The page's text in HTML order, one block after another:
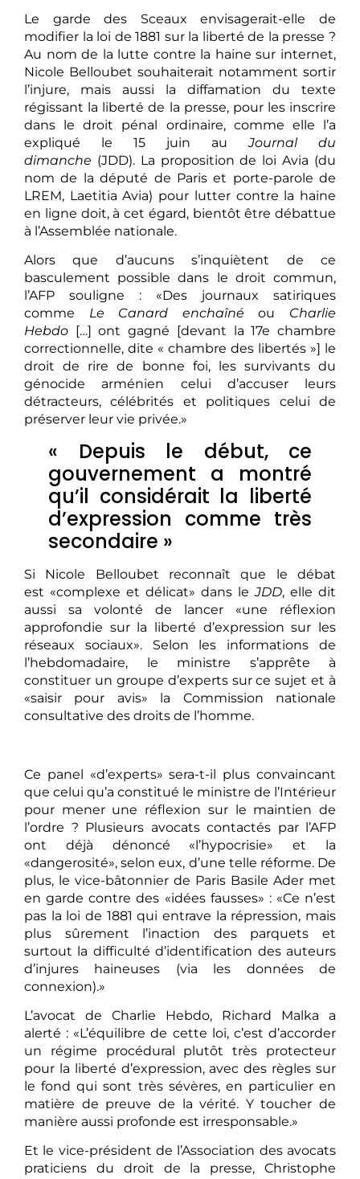
Le garde des Sceaux envisagerait-elle de
modifier la loi de 1881 sur la liberté de la presse ?
Au nom de la lutte contre la haine sur internet,
Nicole Belloubet souhaiterait notamment sortir
l’injure, mais aussi la diffamation du texte
régissant la liberté de la presse, pour les inscrire
dans le droit pénal ordinaire, comme elle l’a
expliqué le 15 juin auJournal du
dimanche (JDD). La proposition de loi Avia (du
nom de la député de Paris et porte-parole de
LREM, Laetitia Avia) pour lutter contre la haine
en ligne doit, à cet égard, bientôt être débattue
à l’Assemblée nationale.
Alors que d’aucuns s’inquiètent de ce
basculement possible dans le droit commun,
l’AFP souligne : «Des journaux satiriques
comme Le Canard enchaîné ou Charlie
Hebdo […] ont gagné [devant la 17e chambre
correctionnelle, dite « chambre des libertés »] le
droit de rire de bonne foi, les survivants du
génocide arménien celui d’accuser leurs
détracteurs, célébrités et politiques celui de
préserver leur vie privée.»
« Depuis le début, ce
gouvernement a montré
qu’il considérait la liberté
d’expression comme très
secondaire »
Si Nicole Belloubet reconnaît que le débat
est «complexe et délicat» dans leJDD, elle dit
aussi sa volonté de lancer «une réflexion
approfondie sur la liberté d’expression sur les
réseaux sociaux». Selon les informations de
l’hebdomadaire, le ministre s’apprête à
constituer un groupe d’experts sur ce sujet et à
«saisir pour avis» la Commission nationale
consultative des droits de l’homme.
Ce panel «d’experts» sera-t-il plus convaincant
que celui qu’a constitué le ministre de l’Intérieur
pour mener une réflexion sur le maintien de
l’ordre ? Plusieurs avocats contactés par l’AFP
ont déjà dénoncé «l’hypocrisie» et la
«dangerosité», selon eux, d’une telle réforme. De
plus, le vice-bâtonnier de Paris Basile Ader met
en garde contre des «idées fausses» : «Ce n’est
pas la loi de 1881 qui entrave la répression, mais
plus sûrement l’inaction des parquets et
surtout la difficulté d’identification des auteurs
d’injures haineuses (via les données de
connexion).»
L’avocat de Charlie Hebdo, Richard Malka a
alerté : «L’équilibre de cette loi, c’est d’accorder
un régime procédural plutôt très protecteur
pour la liberté d’expression, avec des règles sur
le fond qui sont très sévères, en particulier en
matière de preuve de la vérité. Y toucher de
manière aussi profonde est irresponsable.»
Et le vice-président de l’Association des avocats
praticiens du droit de la presse, Christophe